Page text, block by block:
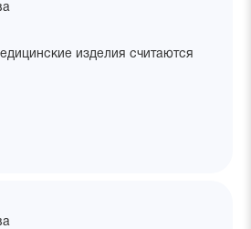
изделия считаются